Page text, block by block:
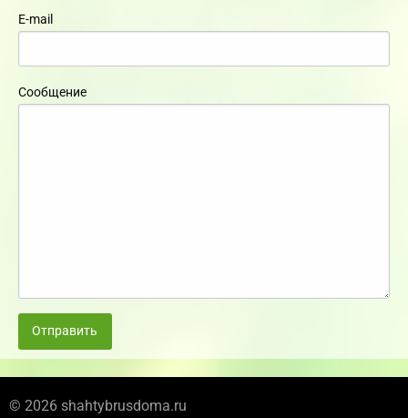
E-mail
Сообщение
Отправить
© 2026 shahtybrusdoma.ru